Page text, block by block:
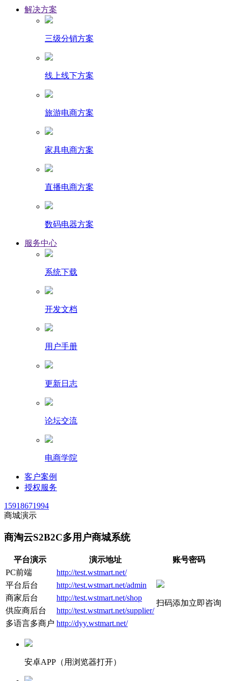
解决方案
三级分销方案
线上线下方案
旅游电商方案
家具电商方案
直播电商方案
数码电器方案
服务中心
系统下载
开发文档
用户手册
更新日志
论坛交流
电商学院
客户案例
授权服务
15918671994
商城演示
商淘云S2B2C多用户商城系统
平台演示 演示地址
账号密码
PC前端
http://test.wstmart.net/
扫码添加立即咨询
平台后台
http://test.wstmart.net/admin
商家后台
http://test.wstmart.net/shop
供应商后台
http://test.wstmart.net/supplier/
多语言多商户 http://dyy.wstmart.net/
安卓APP（用浏览器打开）